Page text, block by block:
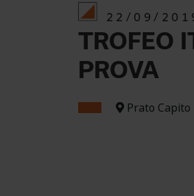
22/09/
TROFEO
PROVA
Prato Capito